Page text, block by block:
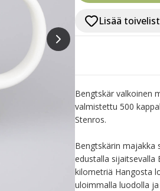
Lisää
Bengtskär valkoinen
valmistettu 500
Stenros.
Bengtskärin majakka
edustalla sijaitsevalla
kilometriä Hangosta
uloimmalla luodolla